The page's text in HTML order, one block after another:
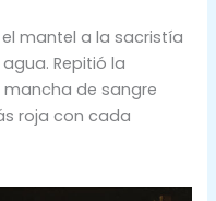
mantel a la sacristía
Repitió la
de sangre
roja con cada